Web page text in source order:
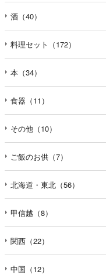
酒（40）
料理セット（172）
本（34）
食器（11）
その他（10）
ご飯のお供（7）
北海道・東北（56）
甲信越（8）
関西（22）
中国（12）